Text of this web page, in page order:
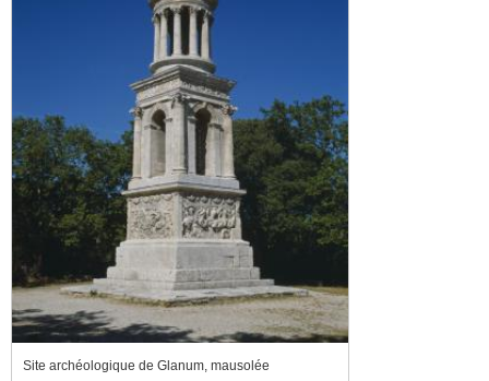
Site archéologique de Glanum, mausolée